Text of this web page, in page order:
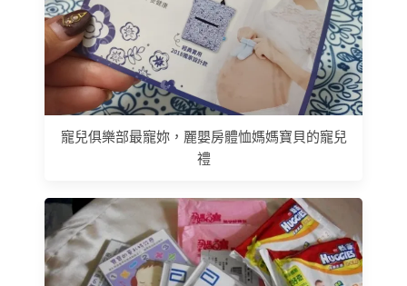
寵兒俱樂部最寵妳，麗嬰房體恤媽媽寶貝的寵兒
禮